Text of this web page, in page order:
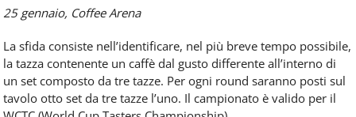
25 gennaio, Coffee Arena
La sfida consiste nell’identificare, nel più breve tempo possibile,
la tazza contenente un caffè dal gusto differente all’interno di
un set composto da tre tazze. Per ogni round saranno posti sul
tavolo otto set da tre tazze l’uno. Il campionato è valido per il